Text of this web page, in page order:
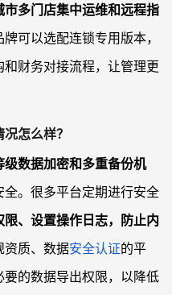
市多门店集中运维和远程指
可以选配连锁专用版本，
财务对接流程，让管理更
怎么样？
数据加密和多重备份机
。很多平台定期进行安全
、设置操作日志，防止内
资质、数据安全认证的平
的数据导出权限，以降低